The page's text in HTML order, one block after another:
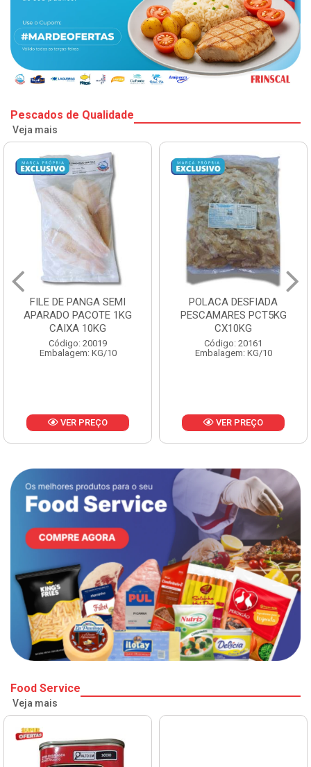
Pescados de Qualidade
Veja mais
POLACA DESFIADA
PESCAMARES PCT5KG
CX10KG
Código: 20161
Embalagem: KG/10
VER PREÇO
POLACA DESFIADA
PESCAMARES PCT1KG
CX10KG
Código: 20162
Embalagem: KG/10
VER PREÇO
Food Service
Veja mais